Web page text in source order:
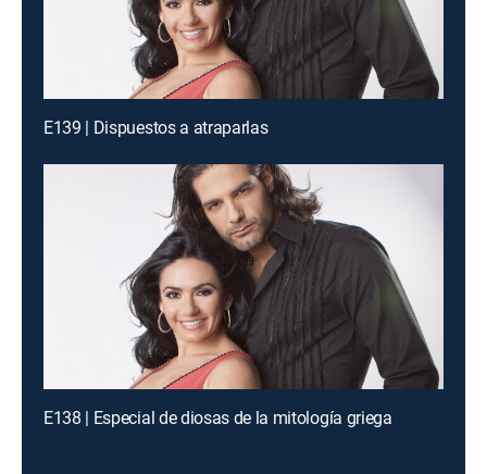
E139 | Dispuestos a atraparlas
E138 | Especial de diosas de la mitología griega